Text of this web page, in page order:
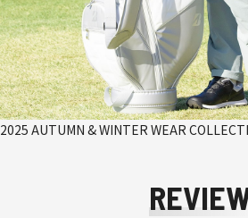
2025 AUTUMN & WINTER WEAR